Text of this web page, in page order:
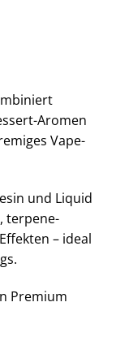
Aromen
Vape-
und Liquid
terpene-
– ideal
Premium